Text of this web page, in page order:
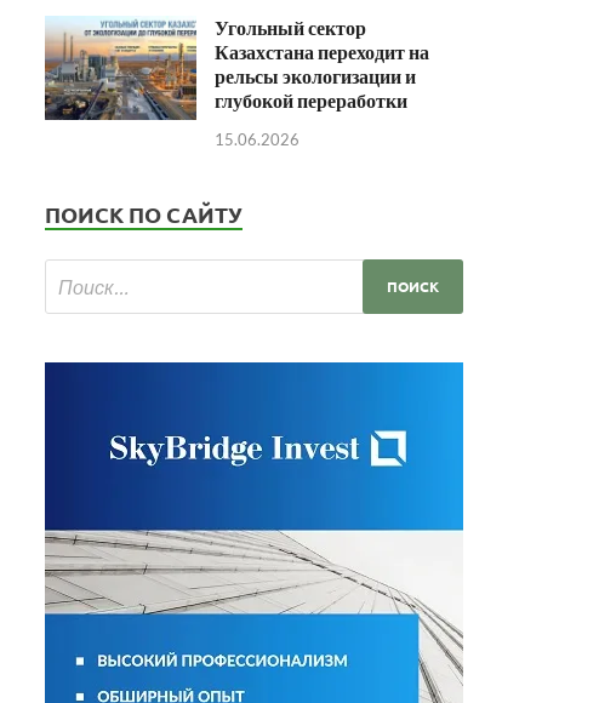
Угольный сектор
Казахстана переходит на
рельсы экологизации и
глубокой переработки
15.06.2026
ПОИСК ПО САЙТУ